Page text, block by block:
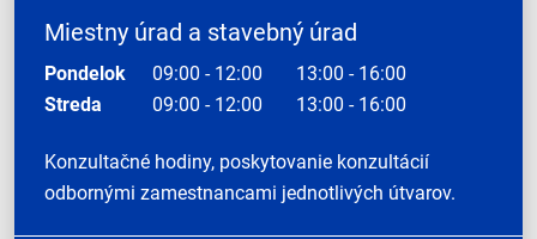
Miestny úrad a stavebný úrad
Pondelok 09:00 - 12:00
13:00 - 16:00
Streda
09:00 - 12:00 13:00 - 16:00
Konzultačné hodiny, poskytovanie konzultácií
odbornými zamestnancami jednotlivých útvarov.